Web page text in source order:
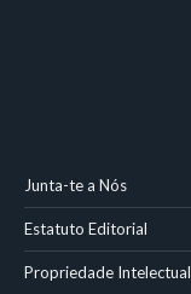
Junta-te a Nós
Estatuto Editorial
Propriedade Intelectual